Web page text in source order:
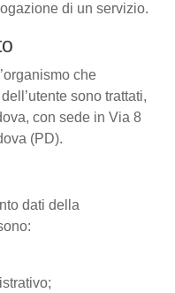
di un servizio.
che
sono trattati,
con sede in Via 8
(PD).
dati della